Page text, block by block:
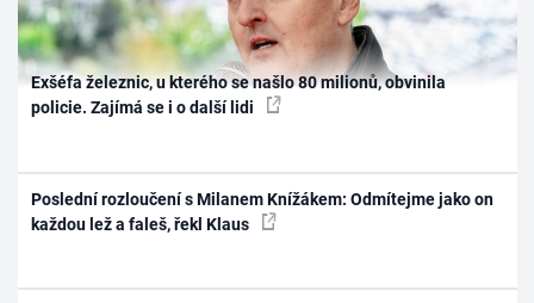
Exšéfa železnic, u kterého se našlo 80 milionů, obvinila
policie. Zajímá se i o další lidi
Poslední rozloučení s Milanem Knížákem: Odmítejme jako on
každou lež a faleš, řekl Klaus